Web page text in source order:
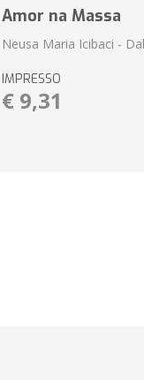
Amor na Massa
Neusa Maria Icibaci -
IMPRESSO
€ 9,31